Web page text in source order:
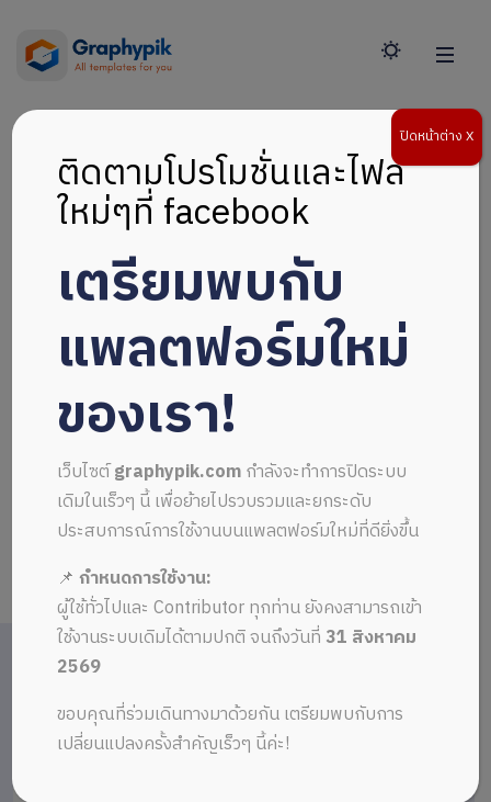
ติดตามโปรโมชั่นและไฟล์
ใหม่ๆที่ facebook
เตรียมพบกับ
แพลตฟอร์มใหม่
ของเรา!
เว็บไซต์graphypik.comกำลังจะทำการปิดระบบ
เดิมในเร็วๆ นี้ เพื่อย้ายไปรวบรวมและยกระดับ
ประสบการณ์การใช้งานบนแพลตฟอร์มใหม่ที่ดียิ่งขึ้น
📌กำหนดการใช้งาน:
ผู้ใช้ทั่วไปและ Contributor ทุกท่าน ยังคงสามารถเข้า
ใช้งานระบบเดิมได้ตามปกติ จนถึงวันที่ 31 สิงหาคม
2569
ขอบคุณที่ร่วมเดินทางมาด้วยกัน เตรียมพบกับการ
เปลี่ยนแปลงครั้งสำคัญเร็วๆ นี้ค่ะ!
ปิดหน้าต่าง X